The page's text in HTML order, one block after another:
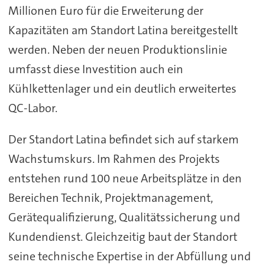
Millionen Euro für die Erweiterung der
Kapazitäten am Standort Latina bereitgestellt
werden. Neben der neuen Produktionslinie
umfasst diese Investition auch ein
Kühlkettenlager und ein deutlich erweitertes
QC-Labor.
Der Standort Latina befindet sich auf starkem
Wachstumskurs. Im Rahmen des Projekts
entstehen rund 100 neue Arbeitsplätze in den
Bereichen Technik, Projektmanagement,
Gerätequalifizierung, Qualitätssicherung und
Kundendienst. Gleichzeitig baut der Standort
seine technische Expertise in der Abfüllung und